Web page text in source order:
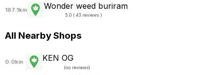
187.1km Wonder weed buriram
5.0 ( 43 reviews )
All Nearby Shops
0.0km KEN OG
(no reviews)